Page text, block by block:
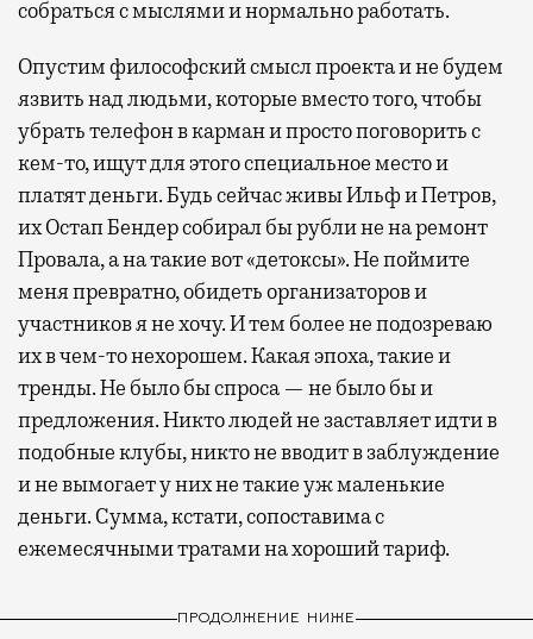
собраться с мыслями и нормально работать.
Опустим философский смысл проекта и не будем
язвить над людьми, которые вместо того, чтобы
убрать телефон в карман и просто поговорить с
кем-то, ищут для этого специальное место и
платят деньги. Будь сейчас живы Ильф и Петров,
их Остап Бендер собирал бы рубли не на ремонт
Провала, а на такие вот «детоксы». Не поймите
меня превратно, обидеть организаторов и
участников я не хочу. И тем более не подозреваю
их в чем-то нехорошем. Какая эпоха, такие и
тренды. Не было бы спроса — не было бы и
предложения. Никто людей не заставляет идти в
подобные клубы, никто не вводит в заблуждение
и не вымогает у них не такие уж маленькие
деньги. Сумма, кстати, сопоставима с
ежемесячными тратами на хороший тариф.
ПРОДОЛЖЕНИЕ НИЖЕ